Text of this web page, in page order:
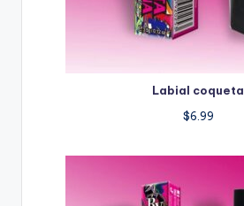
Labial coqueta
$6.99